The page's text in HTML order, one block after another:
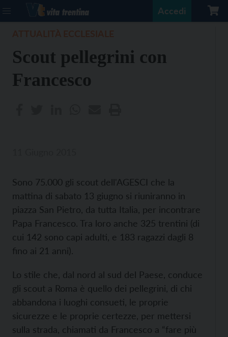
Accedi
Scout pellegrini con
Francesco
Sono 75.000 gli scout dell'AGESCI che la
mattina di sabato 13 giugno si riuniranno in
piazza San Pietro, da tutta Italia, per incontrare
Papa Francesco. Tra loro anche 325 trentini (di
cui 142 sono capi adulti, e 183 ragazzi dagli 8
fino ai 21 anni).
Lo stile che, dal nord al sud del Paese, conduce
gli scout a Roma è quello dei pellegrini, di chi
abbandona i luoghi consueti, le proprie
sicurezze e le proprie certezze, per mettersi
sulla strada, chiamati da Francesco a “fare più